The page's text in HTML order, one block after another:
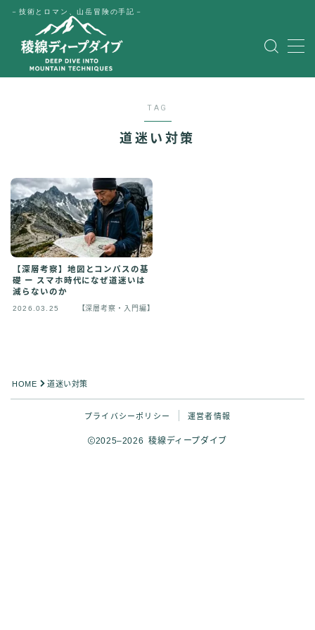
－技術とロマン、山岳冒険の手記－
MENU
Japanese
TAG
道迷い対策
【深層考察】地図とコンパスの基
礎 ー スマホ時代になぜ道迷いは
減らないのか
2026.03.25 【深層考察・入門編】
HOME 道迷い対策
プライバシーポリシー 運営者情報
2025–2026 稜線ディープダイブ